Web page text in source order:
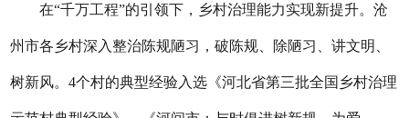
在“千万工程”的引领下，乡村治理能力实现新提升。沧
州市各乡村深入整治陈规陋习，破陈规、除陋习、讲文明、
树新风。4个村的典型经验入选《河北省第三批全国乡村治理